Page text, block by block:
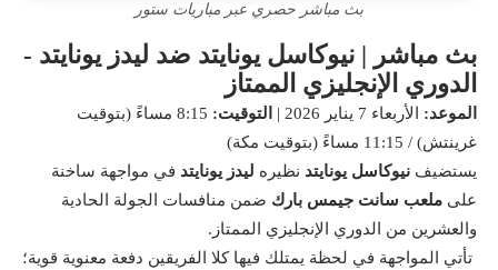
بث مباشر حصري عبر مباريات ستور
بث مباشر | نيوكاسل يونايتد ضد ليدز يونايتد -
الدوري الإنجليزي الممتاز
الموعد: الأربعاء 7 يناير 2026 | التوقيت:
8:15 مساءً (بتوقيت
غرينتش) / 11:15 مساءً (بتوقيت مكة)
يستضيف نيوكاسل يونايتد نظيره ليدز يونايتد في مواجهة ساخنة
على ملعب سانت جيمس بارك ضمن منافسات الجولة الحادية
والعشرين من الدوري الإنجليزي الممتاز.
تأتي المواجهة في لحظة يمتلك فيها كلا الفريقين دفعة معنوية قوية؛